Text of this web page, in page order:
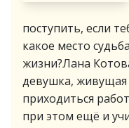
поступить, если
какое место
жизни?Лана
девушка, живущая
приходиться
при этом ещё и